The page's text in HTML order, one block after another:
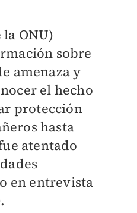
la ONU)
sobre
amenaza y
el hecho
protección
hasta
atentado
en entrevista